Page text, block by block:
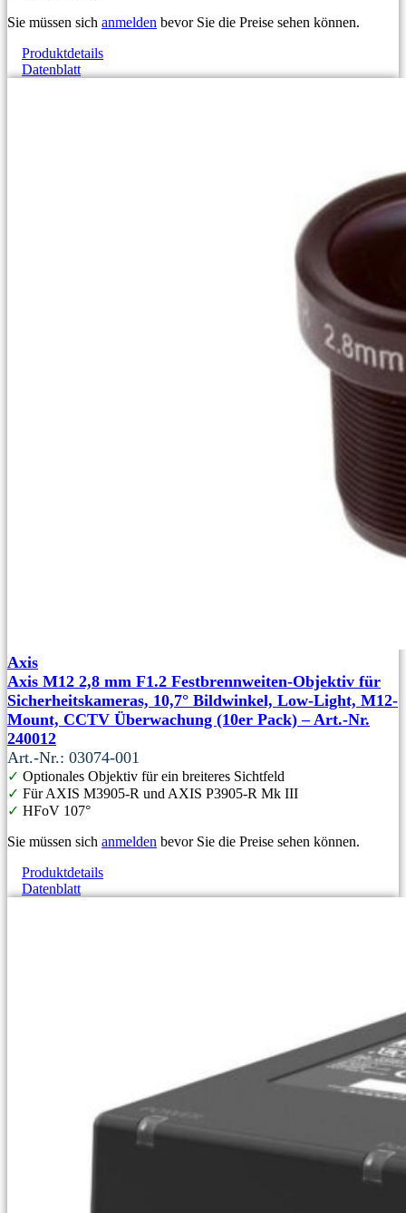
Sie müssen sich anmelden bevor Sie die Preise sehen können.
Produktdetails
Datenblatt
Axis
Axis M12 2,8 mm F1.2 Festbrennweiten-Objektiv für
Sicherheitskameras, 10,7° Bildwinkel, Low-Light, M12-
Mount, CCTV Überwachung (10er Pack) – Art.-Nr.
240012
Art.-Nr.: 03074-001
✓ Optionales Objektiv für ein breiteres Sichtfeld
✓ Für AXIS M3905-R und AXIS P3905-R Mk III
✓ HFoV 107°
Sie müssen sich anmelden bevor Sie die Preise sehen können.
Produktdetails
Datenblatt